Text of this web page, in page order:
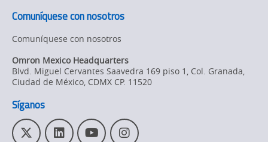
Comuníquese con nosotros
Comuníquese con nosotros
Omron Mexico Headquarters
Blvd. Miguel Cervantes Saavedra 169 piso 1, Col. Granada,
Ciudad de México, CDMX CP. 11520
Síganos
T L Y I